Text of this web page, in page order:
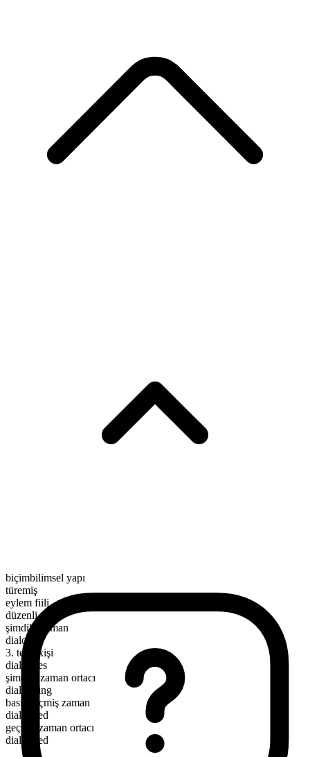
biçimbilimsel yapı
türemiş
eylem fiili
düzenli
şimdiki zaman
dialogue
3. tekil kişi
dialogues
şimdiki zaman ortacı
dialoguing
basit geçmiş zaman
dialogued
geçmiş zaman ortacı
dialogued